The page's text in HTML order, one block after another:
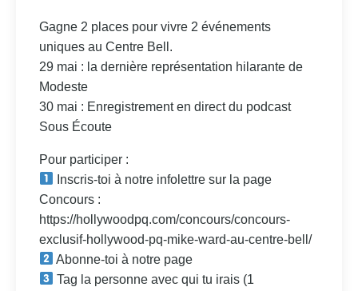
Gagne 2 places pour vivre 2 événements
uniques au Centre Bell.
29 mai : la dernière représentation hilarante de
Modeste
30 mai : Enregistrement en direct du podcast
Sous Écoute
Pour participer :
Inscris-toi à notre infolettre sur la page
Concours :
https://hollywoodpq.com/concours/concours-
exclusif-hollywood-pq-mike-ward-au-centre-bell/
Abonne-toi à notre page
Tag la personne avec qui tu irais (1